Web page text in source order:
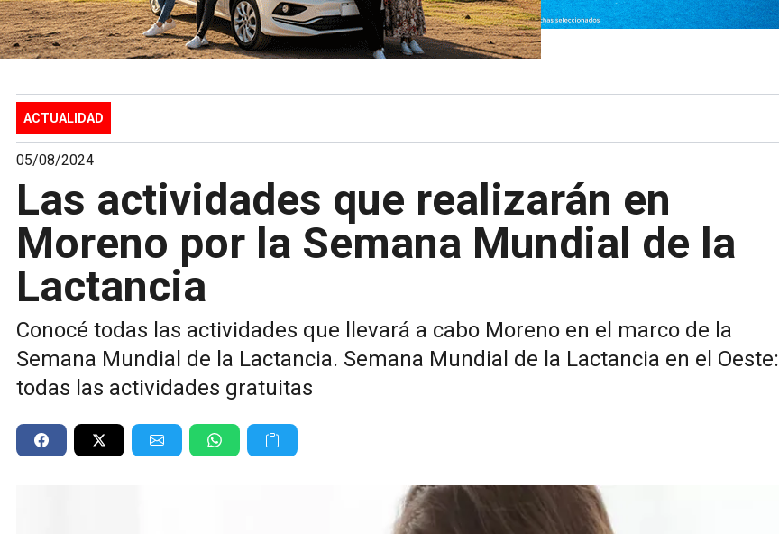
ACTUALIDAD
05/08/2024
Las actividades que realizarán en
Moreno por la Semana Mundial de la
Lactancia
Conocé todas las actividades que llevará a cabo Moreno en el marco de la
Semana Mundial de la Lactancia. Semana Mundial de la Lactancia en el Oeste:
todas las actividades gratuitas